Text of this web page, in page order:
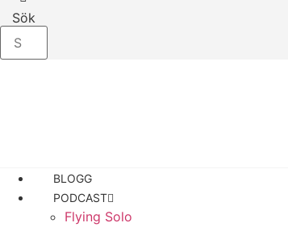
Sök
BLOGG
PODCAST
Flying Solo